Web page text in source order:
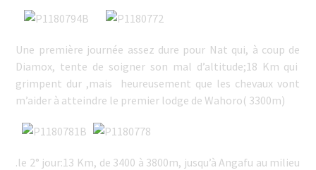
Une première journée assez dure pour Nat qui, à coup de
Diamox, tente de soigner son mal d’altitude;18 Km qui
grimpent dur ,mais heureusement que les chevaux vont
m’aider à atteindre le premier lodge de Wahoro( 3300m)
.le 2° jour:13 Km, de 3400 à 3800m, jusqu’à Angafu au milieu